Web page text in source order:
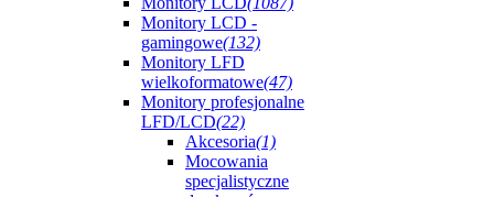
Monitory LCD -
gamingowe(132)
Monitory LFD
wielkoformatowe(47)
Monitory profesjonalne
LFD/LCD(22)
Akcesoria(1)
Mocowania
specjalistyczne